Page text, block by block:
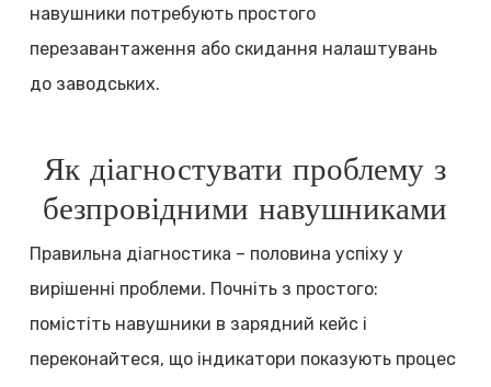
навушники потребують простого
перезавантаження або скидання налаштувань
до заводських.
Як діагностувати проблему з
безпровідними навушниками
Правильна діагностика – половина успіху у
вирішенні проблеми. Почніть з простого:
помістіть навушники в зарядний кейс і
переконайтеся, що індикатори показують процес